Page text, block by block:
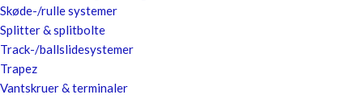
Skøde-/rulle systemer
Splitter & splitbolte
Track-/ballslidesystemer
Trapez
Vantskruer & terminaler